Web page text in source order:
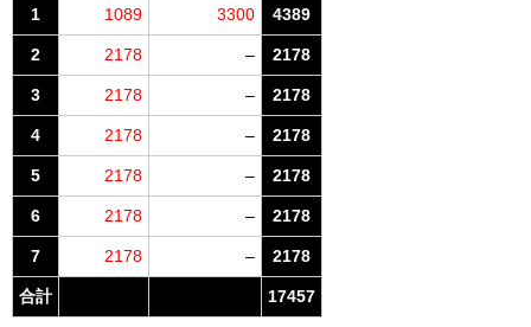
1 1089 3300 4389
2 2178 – 2178
3 2178 – 2178
4 2178 – 2178
5 2178 – 2178
6 2178 – 2178
7 2178 – 2178
合計 17457